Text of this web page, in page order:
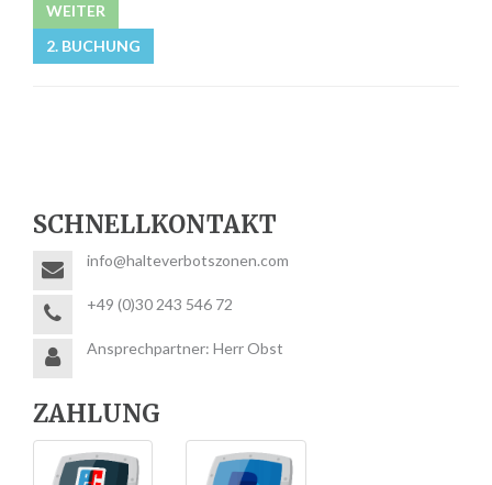
WEITER
2. BUCHUNG
SCHNELLKONTAKT
info@halteverbotszonen.com
+49 (0)30 243 546 72
Ansprechpartner: Herr Obst
ZAHLUNG